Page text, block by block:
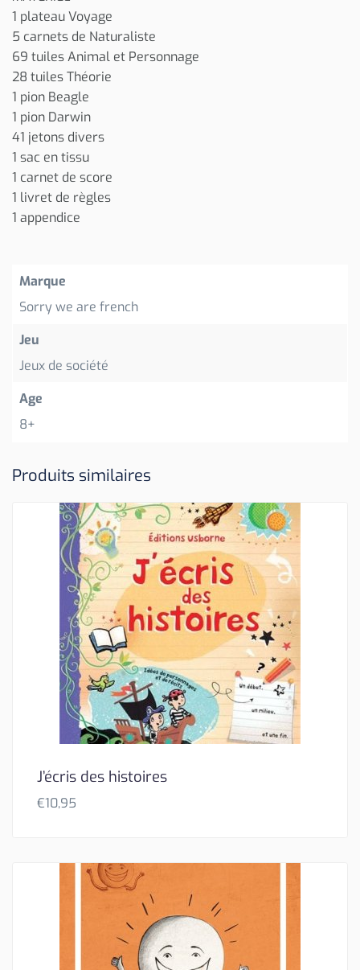
1 plateau Voyage
5 carnets de Naturaliste
69 tuiles Animal et Personnage
28 tuiles Théorie
1 pion Beagle
1 pion Darwin
41 jetons divers
1 sac en tissu
1 carnet de score
1 livret de règles
1 appendice
Marque
Sorry we are french
Jeu
Jeux de société
Age
8+
Produits similaires
J’écris des histoires
€10,95